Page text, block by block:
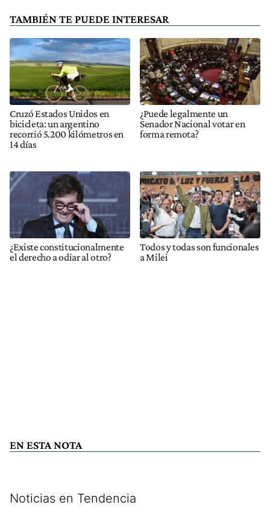
TAMBIÉN TE PUEDE INTERESAR
Cruzó Estados Unidos en
bicicleta: un argentino
recorrió 5.200 kilómetros en
14 días
¿Puede legalmente un
Senador Nacional votar en
forma remota?
¿Existe constitucionalmente
el derecho a odiar al otro?
Todos y todas son funcionales
a Milei
EN ESTA NOTA
Noticias en Tendencia